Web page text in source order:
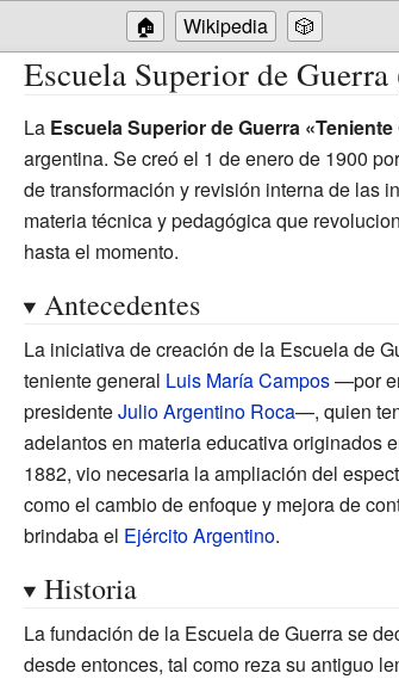
🏠 Wikipedia 🎲
Escuela Superior de
La Escuela Superior de Guerra
argentina. Se creó el 1 de enero de 1900
de transformación y revisión interna de las
materia técnica y pedagógica que
hasta el momento.
Antecedentes
La iniciativa de creación de la Escuela de
teniente general Luis María Campos—por
presidenteJulio Argentino Roca—, quien
adelantos en materia educativa originados
1882, vio necesaria la ampliación del
como el cambio de enfoque y mejora de
brindaba el Ejército Argentino.
Historia
La fundación de la Escuela de Guerra se
desde entonces, tal como reza su antiguo